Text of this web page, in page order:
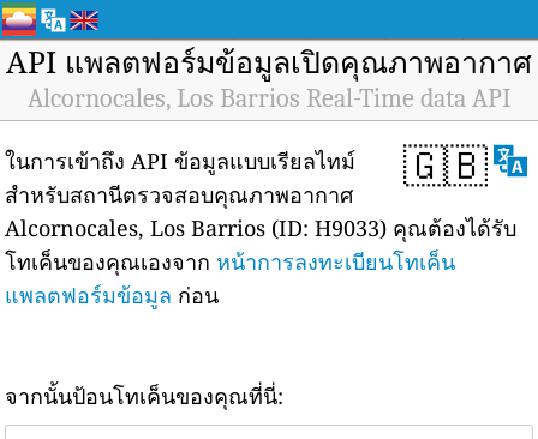
API แพลตฟอร์มข้อมูลเปิดคุณภาพอากาศ
Alcornocales, Los Barrios Real-Time data API
🇬🇧
ในการเข้าถึง API ข้อมูลแบบเรียลไทม์
สำหรับสถานีตรวจสอบคุณภาพอากาศ
Alcornocales, Los Barrios (ID: H9033) คุณต้องได้รับ
โทเค็นของคุณเองจาก หน้าการลงทะเบียนโทเค็น
แพลตฟอร์มข้อมูล ก่อน
จากนั้นป้อนโทเค็นของคุณที่นี่: